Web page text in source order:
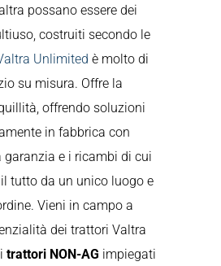
possano essere dei
costruiti secondo le
Unlimited è molto di
su misura. Offre la
offrendo soluzioni
in fabbrica con
garanzia e i ricambi di cui
tutto da un unico luogo e
Vieni in campo a
dei trattori Valtra
trattori NON-AG impiegati